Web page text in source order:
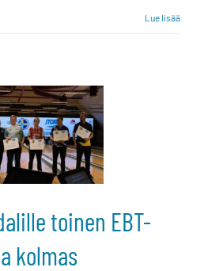
Lue lisää
EBT-
titteli,
toinen EBT-
kolmas